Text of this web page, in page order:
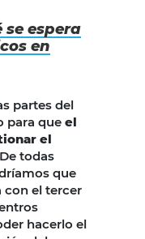
se espera
en
partes del
para que el
el
De todas
que
con el tercer
hacerlo el